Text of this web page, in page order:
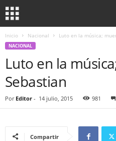
Inicio Nacional Luto en la música;
NACIONAL
Luto en la
Sebastian
Por Editor - 14 julio, 2015 981
Compartir